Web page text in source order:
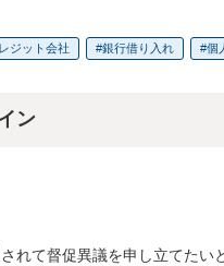
ジット会社 銀行借り入れ 個
ン
れて督促異議を申し立てたい